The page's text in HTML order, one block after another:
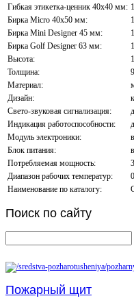
Гибкая этикетка-ценник 40х40 мм:
Бирка Micro 40x50 мм:
Бирка Mini Designer 45 мм:
Бирка Golf Designer 63 мм:
Высота:
Толщина:
Материал:
Дизайн:
Свето-звуковая сигнализация:
Индикация работоспособности:
Модуль электроники:
Блок питания:
Потребляемая мощность:
Диапазон рабочих температур:
Наименование по каталогу:
Поиск по сайту
Пожарный щит